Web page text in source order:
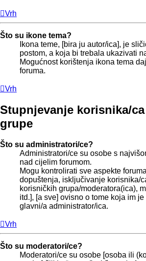
Vrh
Što su ikone tema?
Ikona teme, [bira ju autor/ica], je
postom, a koja bi trebala ukazivati
Mogućnost korištenja ikona tema
foruma.
Vrh
Stupnjevanje korisnika/
grupe
Što su administratori/ce?
Administratori/ce su osobe s
nad cijelim forumom.
Mogu kontrolirati sve aspekte
dopuštenja, isključivanje korisnika/
korisničkih grupa/moderatora(ica),
itd.], [a sve] ovisno o tome koja im
glavni/a administrator/ica.
Vrh
Što su moderatori/ce?
Moderatori/ce su osobe [osoba ili